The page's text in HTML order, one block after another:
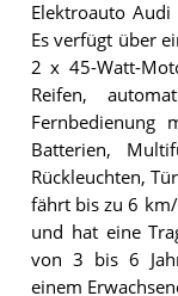
Elektroauto
Es verfügt über
2 x 45-Watt-
Reifen,
Fernbedienung
Batterien,
Rückleuchten,
fährt bis zu 6
und hat eine
von 3 bis 6
einem